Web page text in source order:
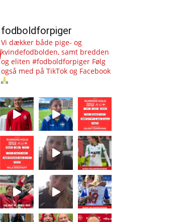
fodboldforpiger
Vi dækker både pige- og
kvindefodbolden, samt bredden
og eliten #fodboldforpiger Følg
også med på TikTok og Facebook